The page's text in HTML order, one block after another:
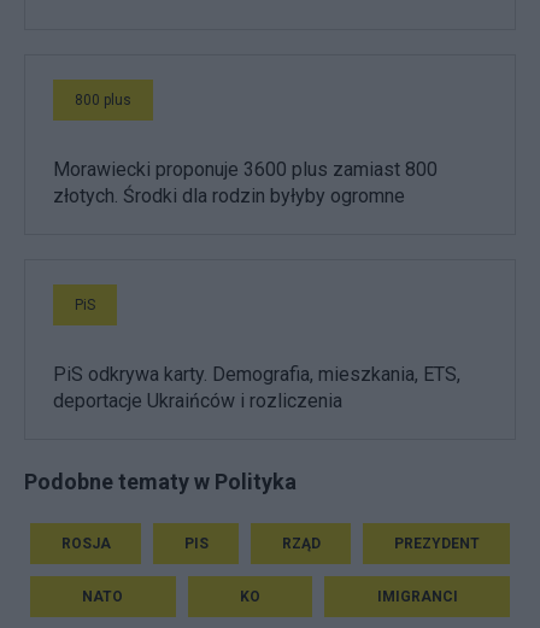
800 plus
Morawiecki proponuje 3600 plus zamiast 800
złotych. Środki dla rodzin byłyby ogromne
PiS
PiS odkrywa karty. Demografia, mieszkania, ETS,
deportacje Ukraińców i rozliczenia
Podobne tematy w Polityka
ROSJA PIS RZĄD PREZYDENT
NATO KO IMIGRANCI